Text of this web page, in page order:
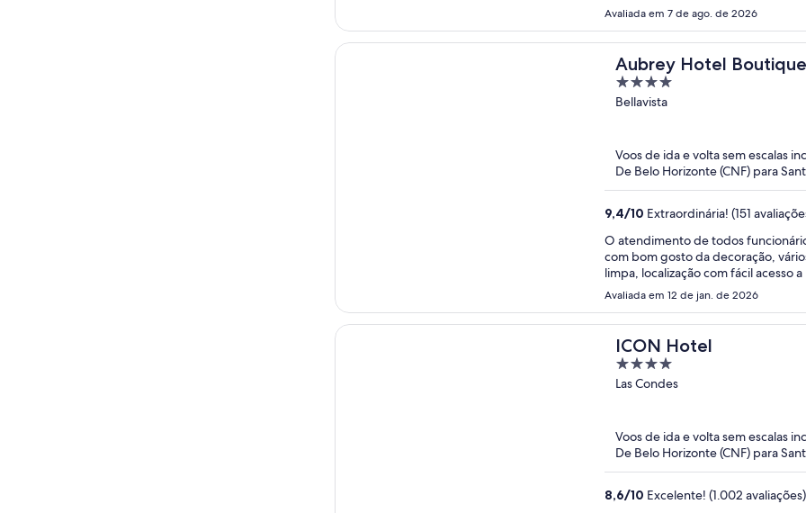
Avaliada em 7 de ago. de 2026
Aubrey Hotel Boutique
4
out
Bellavista
Voos de ida e volta sem escalas
De Belo Horizonte (CNF) para
9,4/10 Extraordinária! (151
O atendimento de todos
com bom gosto da decoração, vários locais comuns disponíveis para os hóspedes, piscina linda e
limpa, localização com fácil acesso
Chascona ... simplesmente
Avaliada em 12 de jan. de 2026
ICON Hotel
4
out
Las Condes
Voos de ida e volta sem escalas
De Belo Horizonte (CNF) para
8,6/10 Excelente! (1.002 avaliações)